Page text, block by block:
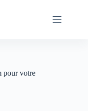
pour votre